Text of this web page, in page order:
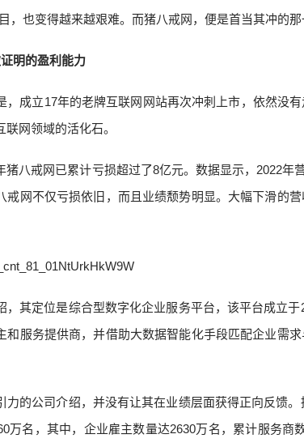
，也变得越来越艰难。而猪八戒网，便是首当其冲的那
明的盈利能力
，成立17年的老牌互联网网站再次冲刺上市，依然没
网领域的活化石。
猪八戒网已累计亏损超过了8亿元。数据显示，2022年
戒网不仅亏损依旧，而且业绩颓势明显。大幅下滑的
，其定位是综合型数字化企业服务平台，该平台成立
和服务提供商，并借助大数据智能化手段匹配企业需
力的公司介绍，并没有让其在业绩层面获得正向反馈
万名，其中，企业雇主数量达2630万名，累计服务商